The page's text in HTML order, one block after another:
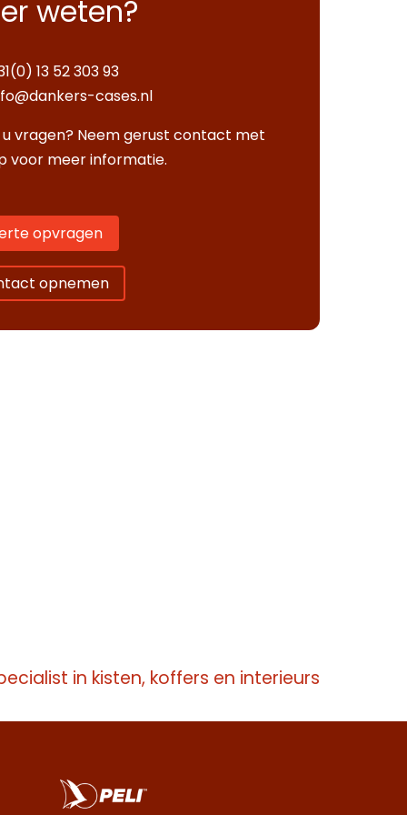
weten?
13 52 303 93
cases.nl
vragen? Neem gerust contact met
voor meer informatie.
opvragen
opnemen
in kisten, koffers en interieurs